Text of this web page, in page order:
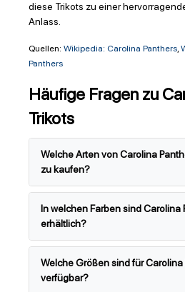
diese Trikots zu einer
Anlass.
Quellen: Wikipedia: Carolina Panthers,
Panthers
Häufige Fragen zu
Trikots
Welche Arten von Carolina
zu kaufen?
In welchen Farben sind Carolina
erhältlich?
Welche Größen sind für Carolina
verfügbar?